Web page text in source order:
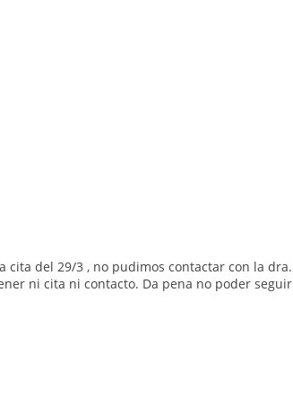
cita del 29/3 , no pudimos contactar con la dra.
ni cita ni contacto. Da pena no poder seguir